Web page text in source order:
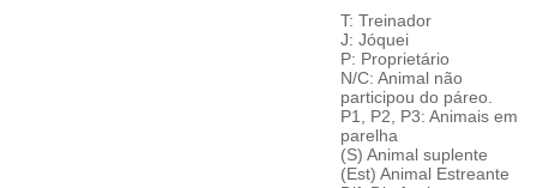
T: Treinador
J: Jóquei
P: Proprietário
N/C: Animal não
participou do páreo.
P1, P2, P3: Animais em
parelha
(S) Animal suplente
(Est) Animal Estreante